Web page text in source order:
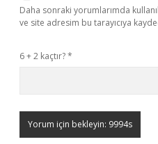
Daha sonraki yorumlarımda
ve site adresim bu tarayıcıya
6 + 2 kaçtır?*